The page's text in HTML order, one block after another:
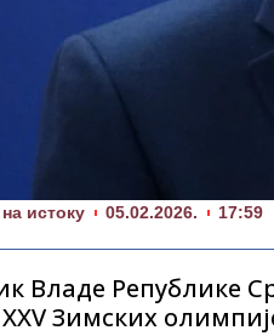
истоку 05.02.2026. 17:59
Владе Републике
Зимских